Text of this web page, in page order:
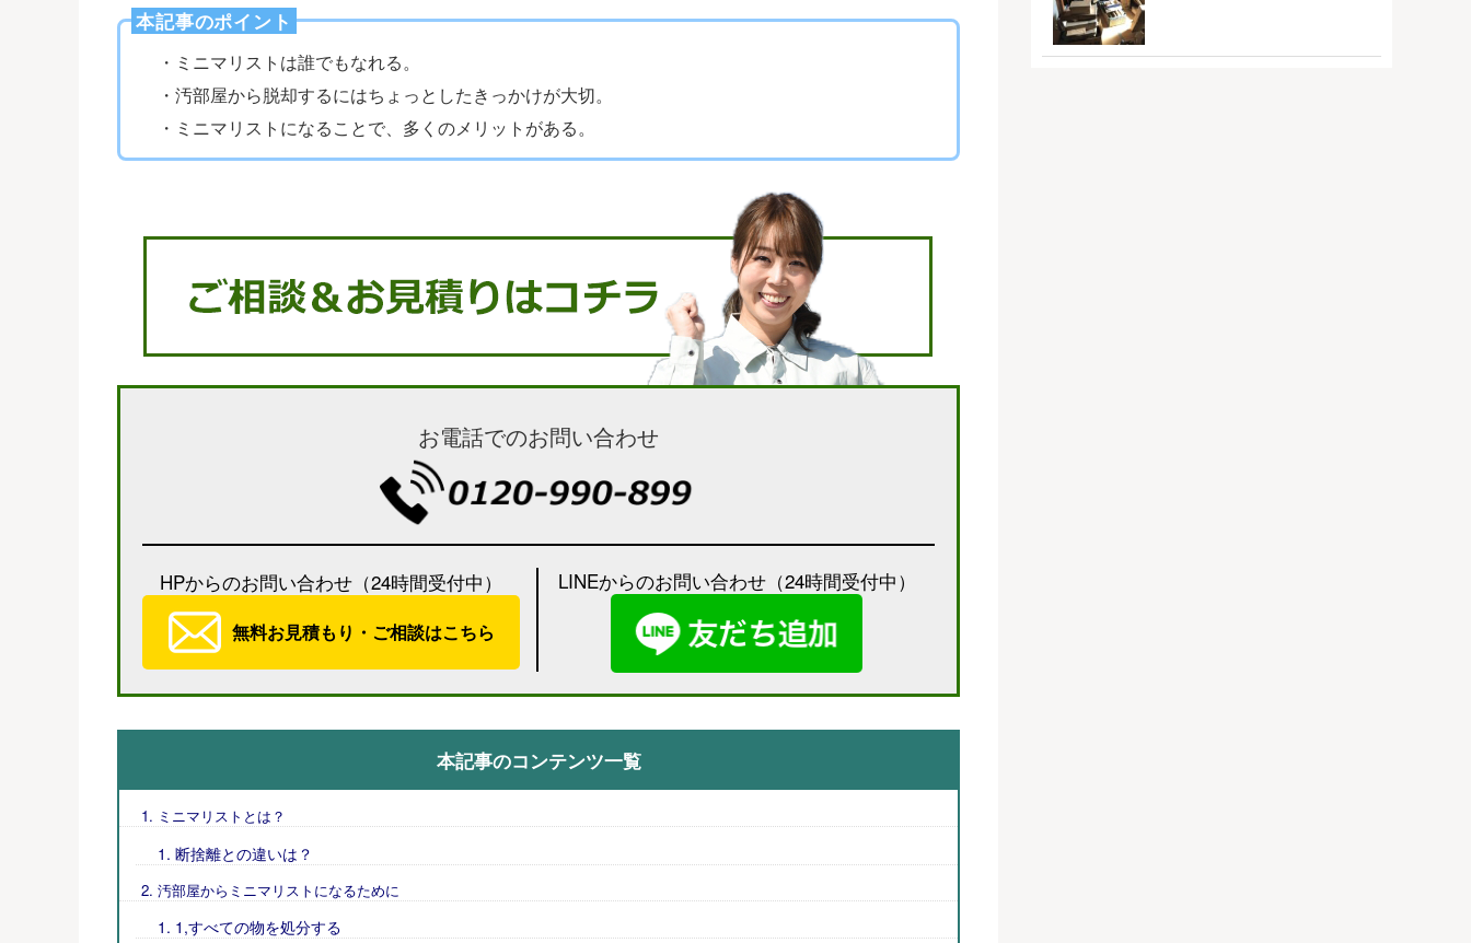
本記事のポイント
・ミニマリストは誰でもなれる。
・汚部屋から脱却するにはちょっとしたきっかけが大切。
・ミニマリストになることで、多くのメリットがある。
お電話でのお問い合わせ
HPからのお問い合わせ（24時間受付中）
無料お見積もり・ご相談はこちら
LINEからのお問い合わせ（24時間受付中）
本記事のコンテンツ一覧
ミニマリストとは？
断捨離との違いは？
汚部屋からミニマリストになるために
1,すべての物を処分する